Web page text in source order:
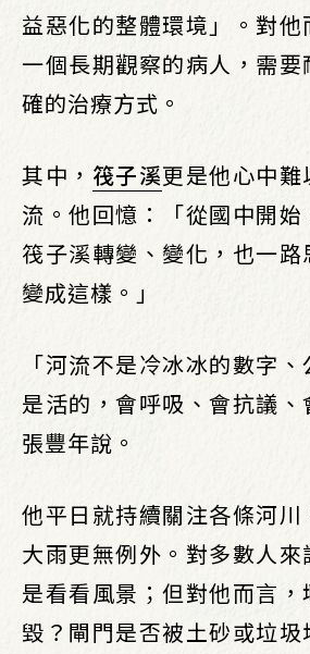
益惡化的整體環境」。對
一個長期觀察的病人，需
確的治療方式。
其中， 筏子溪更是他心中
流。他回憶：「從國中開
筏子溪轉變、變化，也一
變成這樣。」
「河流不是冷冰冰的數字
是活的，會呼吸、會抗議、
張豐年說。
他平日就持續關注各條河川
大雨更無例外。對多數人來
是看看風景；但對他而言
毀？閘門是否被土砂或垃